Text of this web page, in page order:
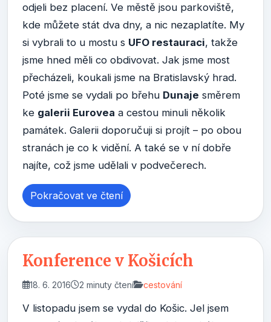
odjeli bez placení. Ve městě jsou parkoviště,
kde můžete stát dva dny, a nic nezaplatíte. My
si vybrali to u mostu s UFO restauraci, takže
jsme hned měli co obdivovat. Jak jsme most
přecházeli, koukali jsme na Bratislavský hrad.
Poté jsme se vydali po břehu Dunaje směrem
ke galerii Eurovea a cestou minuli několik
památek. Galerii doporučuji si projít – po obou
stranách je co k vidění. A také se v ní dobře
najíte, což jsme udělali v podvečerech.
Pokračovat ve čtení
Konference v Košicích
18. 6. 2016 2 minuty čtení cestování
V listopadu jsem se vydal do Košic. Jel jsem